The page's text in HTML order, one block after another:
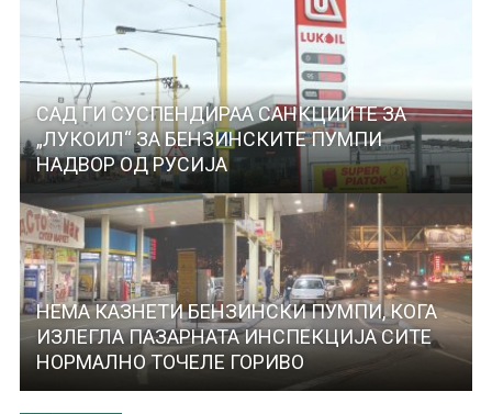
САД ГИ СУСПЕНДИРАА САНКЦИИТЕ ЗА
„ЛУКОИЛ“ ЗА БЕНЗИНСКИТЕ ПУМПИ
НАДВОР ОД РУСИЈА
НЕМА КАЗНЕТИ БЕНЗИНСКИ ПУМПИ, КОГА
ИЗЛЕГЛА ПАЗАРНАТА ИНСПЕКЦИЈА СИТЕ
НОРМАЛНО ТОЧЕЛЕ ГОРИВО